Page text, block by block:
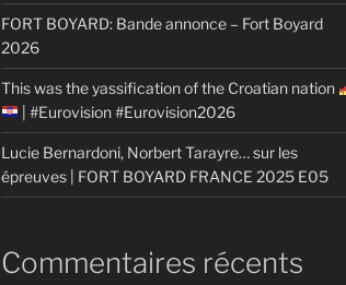
FORT BOYARD: Bande annonce – Fort Boyard
2026
This was the yassification of the Croatian nation
| #Eurovision #Eurovision2026
Lucie Bernardoni, Norbert Tarayre… sur les
épreuves | FORT BOYARD FRANCE 2025 E05
Commentaires récents